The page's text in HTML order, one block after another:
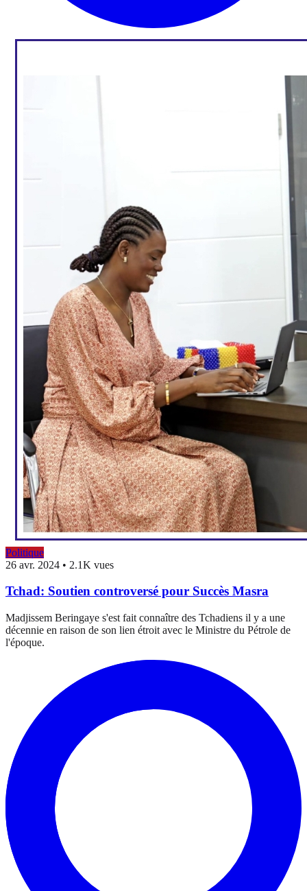
Politique
26 avr. 2024 • 2.1K vues
Tchad: Soutien controversé pour Succès Masra
Madjissem Beringaye s'est fait connaître des Tchadiens il y a une
décennie en raison de son lien étroit avec le Ministre du Pétrole de
l'époque.